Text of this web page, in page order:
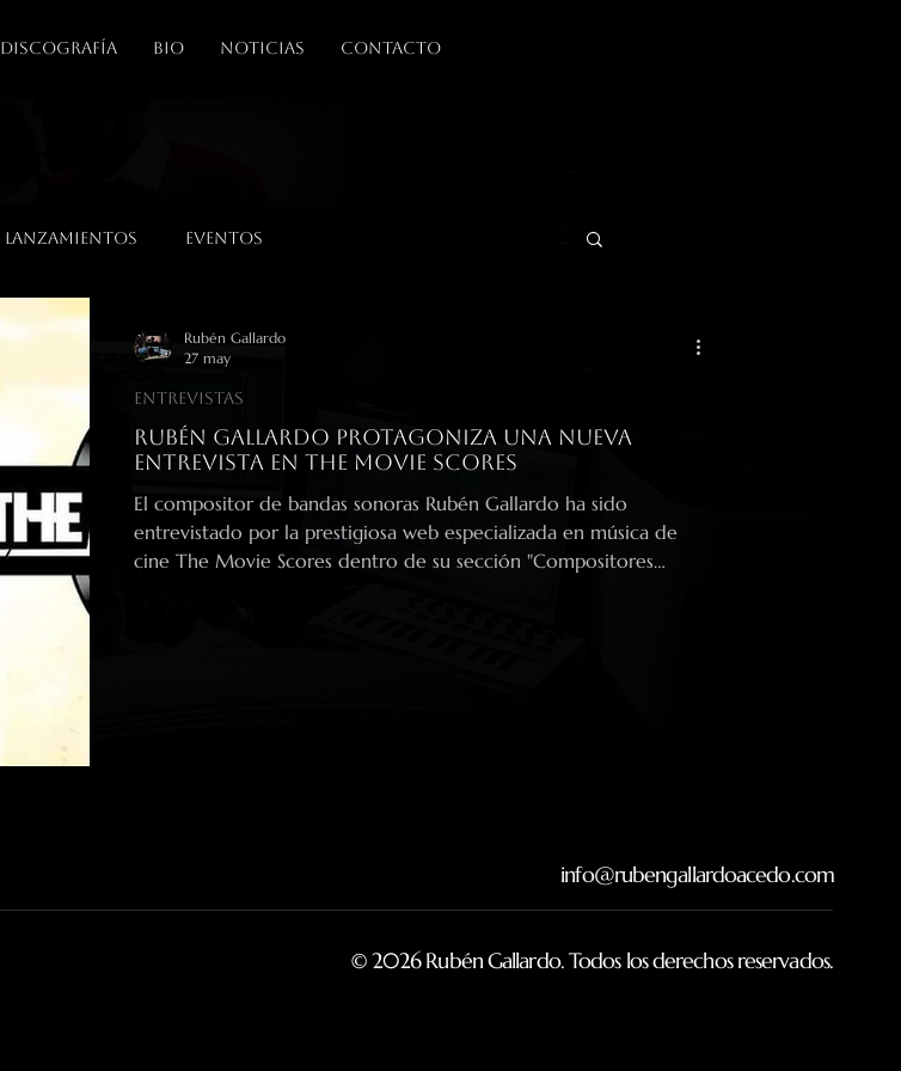
DISCOGRAFÍA BIO NOTICIAS CONTACTO
Lanzamientos Eventos
Rubén Gallardo protagoniza una nueva
entrevista en The Movie Scores
El compositor de bandas sonoras Rubén Gallardo ha sido
entrevistado por la prestigiosa web especializada en música de
cine The Movie Scores dentro de su sección "Compositores
Entrevistas
Rubén Gallardo
27 may
info@rubengallardoacedo.com
© 2026 Rubén Gallardo. Todos los derechos reservados.